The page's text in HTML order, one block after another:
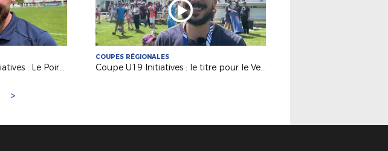
Coupe régionale U17 Initiatives : Le Poiré sur Vie remporte l'édition 2026 !
COUPES RÉGIONALES
Coupe U19 Initiatives : le titre pour le Vendée Fontenay Foot
>